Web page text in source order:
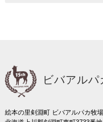
ビバアルパ
絵本の里剣淵町 ビバアルパカ牧